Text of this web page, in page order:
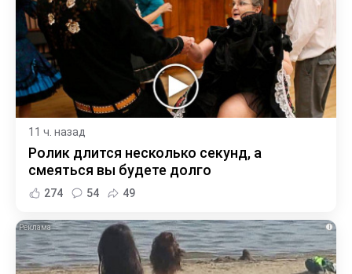
11 ч. назад
Ролик длится несколько секунд, а
смеяться вы будете долго
274 54 49
i